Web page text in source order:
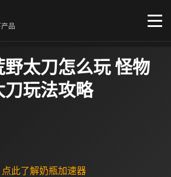
品
太刀怎么玩 怪物
玩法攻略
此了解奶瓶加速器